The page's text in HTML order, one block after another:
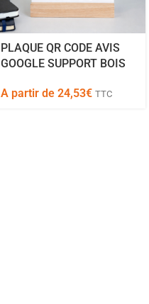
PLAQUE QR CODE AVIS
GOOGLE SUPPORT BOIS
A partir de 24,53€ TTC